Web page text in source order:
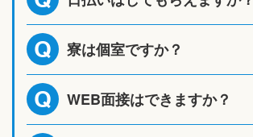
Q 寮は個室ですか？
Q WEB面接はできますか？